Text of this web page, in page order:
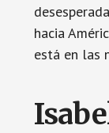
hacia
está en las